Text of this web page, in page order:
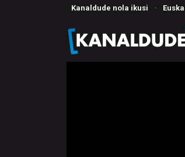
Kanaldude nola ikusi ·